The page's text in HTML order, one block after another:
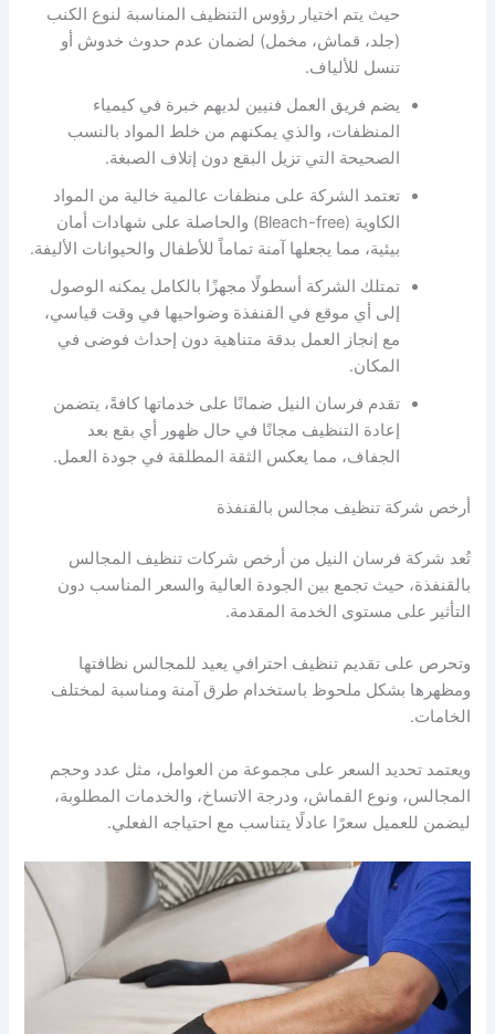
حيث يتم اختيار رؤوس التنظيف المناسبة لنوع الكنب
(جلد، قماش، مخمل) لضمان عدم حدوث خدوش أو
تنسل للألياف.
يضم فريق العمل فنيين لديهم خبرة في كيمياء
المنظفات، والذي يمكنهم من خلط المواد بالنسب
الصحيحة التي تزيل البقع دون إتلاف الصبغة.
تعتمد الشركة على منظفات عالمية خالية من المواد
الكاوية (Bleach-free) والحاصلة على شهادات أمان
بيئية، مما يجعلها آمنة تماماً للأطفال والحيوانات الأليفة.
تمتلك الشركة أسطولًا مجهزًا بالكامل يمكنه الوصول
إلى أي موقع في القنفذة وضواحيها في وقت قياسي،
مع إنجاز العمل بدقة متناهية دون إحداث فوضى في
المكان.
تقدم فرسان النيل ضمانًا على خدماتها كافةً، يتضمن
إعادة التنظيف مجانًا في حال ظهور أي بقع بعد
الجفاف، مما يعكس الثقة المطلقة في جودة العمل.
أرخص شركة تنظيف مجالس بالقنفذة
تُعد شركة فرسان النيل من أرخص شركات تنظيف المجالس
بالقنفذة، حيث تجمع بين الجودة العالية والسعر المناسب دون
التأثير على مستوى الخدمة المقدمة.
وتحرص على تقديم تنظيف احترافي يعيد للمجالس نظافتها
ومظهرها بشكل ملحوظ باستخدام طرق آمنة ومناسبة لمختلف
الخامات.
ويعتمد تحديد السعر على مجموعة من العوامل، مثل عدد وحجم
المجالس، ونوع القماش، ودرجة الاتساخ، والخدمات المطلوبة،
ليضمن للعميل سعرًا عادلًا يتناسب مع احتياجه الفعلي.